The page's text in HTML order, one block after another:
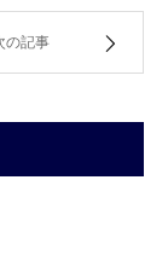
の記事